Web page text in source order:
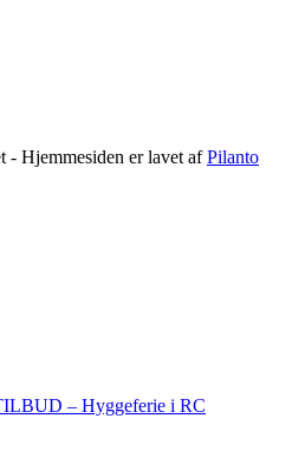
Hjemmesiden er lavet afPilanto
– Hyggeferie i RC